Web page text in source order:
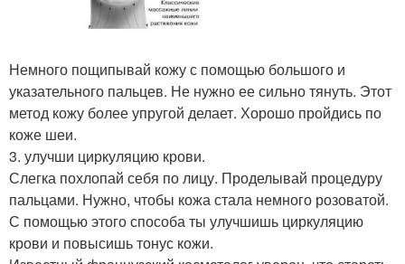
Немного пощипывай кожу с помощью большого и
указательного пальцев. Не нужно ее сильно тянуть. Этот
метод кожу более упругой делает. Хорошо пройдись по
коже шеи.
3. улучши циркуляцию крови.
Слегка похлопай себя по лицу. Проделывай процедуру
пальцами. Нужно, чтобы кожа стала немного розоватой.
С помощью этого способа ты улучшишь циркуляцию
крови и повысишь тонус кожи.